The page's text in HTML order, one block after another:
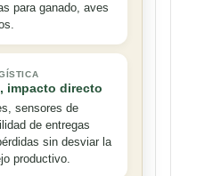
para ganado, aves
impacto directo
sensores de
de entregas
sin desviar la
productivo.